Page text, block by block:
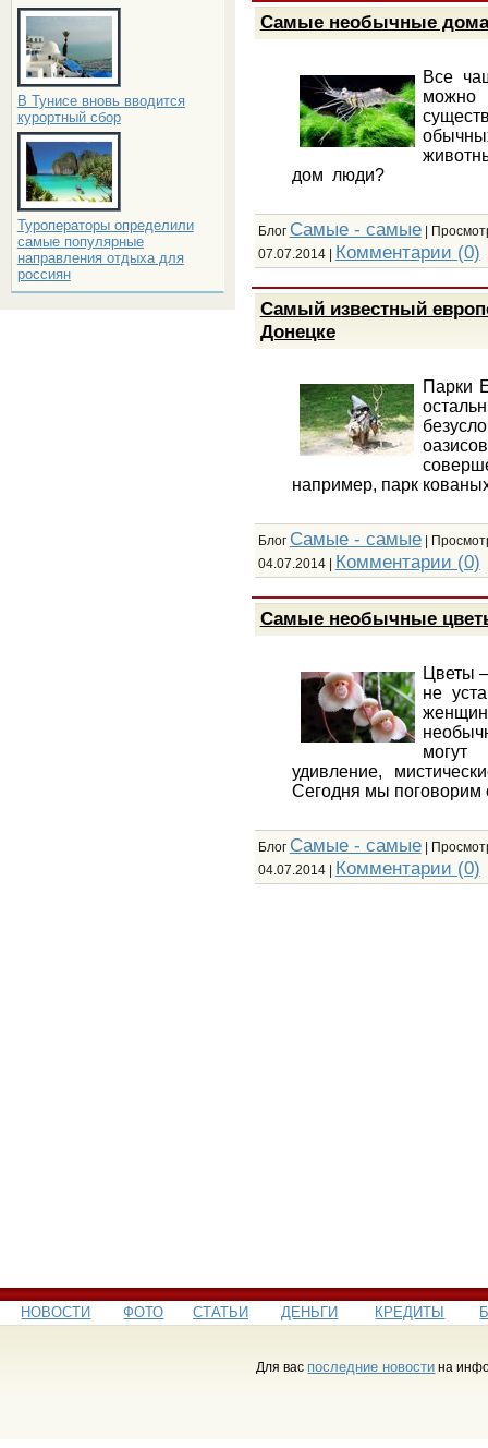
В Тунисе вновь вводится
курортный сбор
Туроператоры определили
самые популярные
направления отдыха для
россиян
Самые необычные
Все
можно
дом люди?
Блог Самые - самые|
07.07.2014| Комментарии (0)
Самый известный
Донецке
Парки
например, парк
Блог Самые - самые|
04.07.2014| Комментарии (0)
Самые необычные
Цветы
не
могут
удивление,
Сегодня мы поговорим
Блог Самые - самые|
04.07.2014| Комментарии (0)
НОВОСТИ ФОТО СТАТЬИ ДЕНЬГИ КРЕДИТЫ
Для вас последние новости на